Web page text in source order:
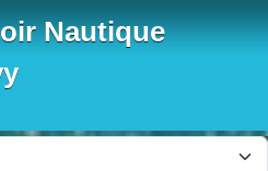
Nautique